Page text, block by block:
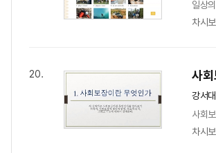
일상
차시보
20. 사
강서
사회
차시보